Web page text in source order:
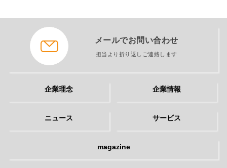
メールでお問い合わせ
担当より折り返しご連絡します
企業理念 企業情報
ニュース サービス
magazine